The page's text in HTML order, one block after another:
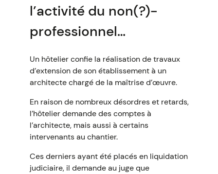
l’activité du non(?)-
professionnel…
Un hôtelier confie la réalisation de travaux
d’extension de son établissement à un
architecte chargé de la maîtrise d’œuvre.
En raison de nombreux désordres et retards,
l’hôtelier demande des comptes à
l’architecte, mais aussi à certains
intervenants au chantier.
Ces derniers ayant été placés en liquidation
judiciaire, il demande au juge que